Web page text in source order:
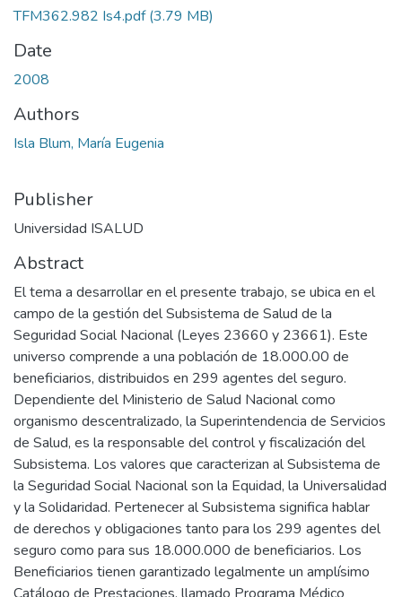
TFM362.982 Is4.pdf(3.79 MB)
Date
2008
Authors
Isla Blum, María Eugenia
Publisher
Universidad ISALUD
Abstract
El tema a desarrollar en el presente trabajo, se ubica en el
campo de la gestión del Subsistema de Salud de la
Seguridad Social Nacional (Leyes 23660 y 23661). Este
universo comprende a una población de 18.000.00 de
beneficiarios, distribuidos en 299 agentes del seguro.
Dependiente del Ministerio de Salud Nacional como
organismo descentralizado, la Superintendencia de Servicios
de Salud, es la responsable del control y fiscalización del
Subsistema. Los valores que caracterizan al Subsistema de
la Seguridad Social Nacional son la Equidad, la Universalidad
y la Solidaridad. Pertenecer al Subsistema significa hablar
de derechos y obligaciones tanto para los 299 agentes del
seguro como para sus 18.000.000 de beneficiarios. Los
Beneficiarios tienen garantizado legalmente un amplísimo